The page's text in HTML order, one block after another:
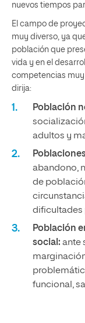
nuevos tiempos
El campo de
muy diverso, ya
población que
vida y en el
competencias
dirija:
Población
adultos y
abandono,
de
dificultades
Población
social: ante
funcional,